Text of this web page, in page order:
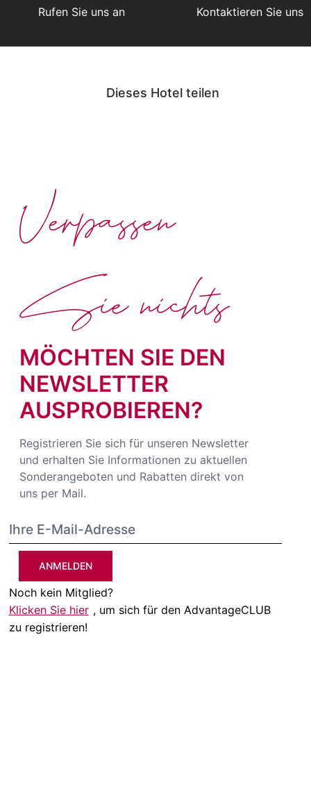
Rufen Sie uns an Kontaktieren Sie uns
Dieses Hotel teilen
MÖCHTEN SIE DEN
NEWSLETTER
AUSPROBIEREN?
Registrieren Sie sich für unseren Newsletter
und erhalten Sie Informationen zu aktuellen
Sonderangeboten und Rabatten direkt von
uns per Mail.
ANMELDEN
Noch kein Mitglied?
Klicken Sie hier , um sich für den AdvantageCLUB
zu registrieren!
Verpassen
Sie nichts